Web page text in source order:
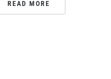
READ MORE